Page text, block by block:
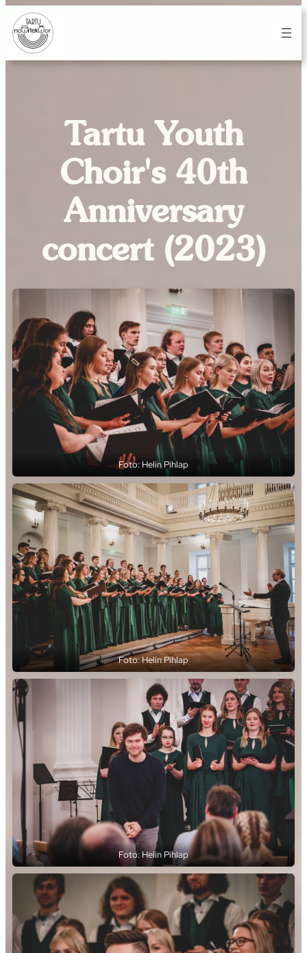
Tartu Youth
Choir's 40th
Anniversary
concert (2023)
Foto: Helin Pihlap
Foto: Helin Pihlap
Foto: Helin Pihlap